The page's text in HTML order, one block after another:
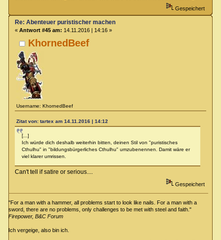
Gespeichert
KhornedBeef
Username: KhornedBeef
Re: Abenteuer puristischer machen
« Antwort #45 am: 14.11.2016 | 14:16 »
Zitat von: tartex am 14.11.2016 | 14:12
[...]
Ich würde dich deshalb weiterhin bitten, deinen Stil von "puristisches
Cthulhu" in "bildungsbürgerliches Cthulhu" umzubenennen. Damit wäre er
viel klarer umrissen.
Can't tell if satire or serious....
Gespeichert
"For a man with a hammer, all problems start to look like nails. For a man with a
sword, there are no problems, only challenges to be met with steel and faith."
Firepower, B&C Forum
Ich vergeige, also bin ich.